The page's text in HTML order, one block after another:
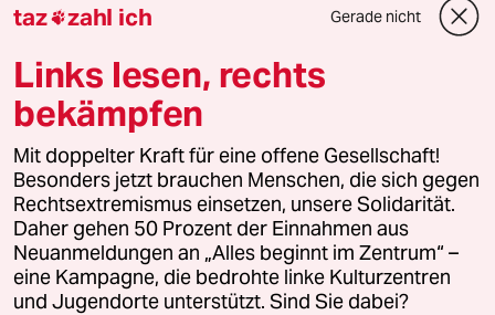
Sport
Berlin
Nord
Wahrheit
Themen
taz zahl ich Gerade nicht
Links lesen, rechts
bekämpfen
Mit doppelter Kraft für eine offene Gesellschaft!
Besonders jetzt brauchen Menschen, die sich gegen
Rechtsextremismus einsetzen, unsere Solidarität.
Daher gehen 50 Prozent der Einnahmen aus
Neuanmeldungen an „Alles beginnt im Zentrum“ –
eine Kampagne, die bedrohte linke Kulturzentren
und Jugendorte unterstützt. Sind Sie dabei?